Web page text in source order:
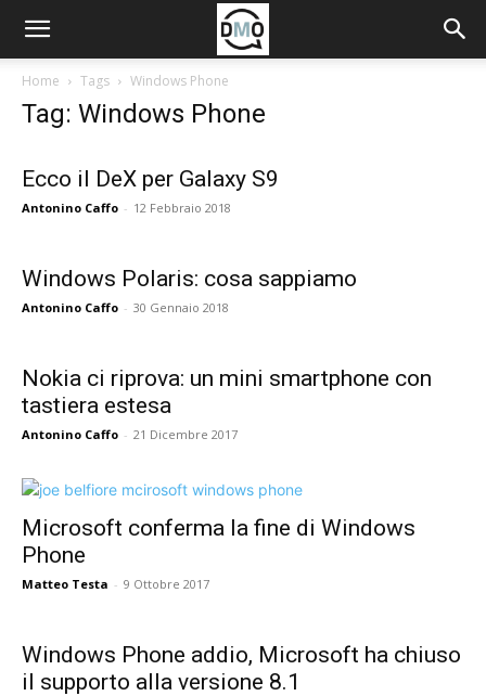
Home Tags Windows Phone
Tag: Windows Phone
Ecco il DeX per Galaxy S9
Antonino Caffo - 12 Febbraio 2018
Windows Polaris: cosa sappiamo
Antonino Caffo - 30 Gennaio 2018
Nokia ci riprova: un mini smartphone con
tastiera estesa
Antonino Caffo - 21 Dicembre 2017
Microsoft conferma la fine di Windows
Phone
Matteo Testa - 9 Ottobre 2017
Windows Phone addio, Microsoft ha chiuso
il supporto alla versione 8.1